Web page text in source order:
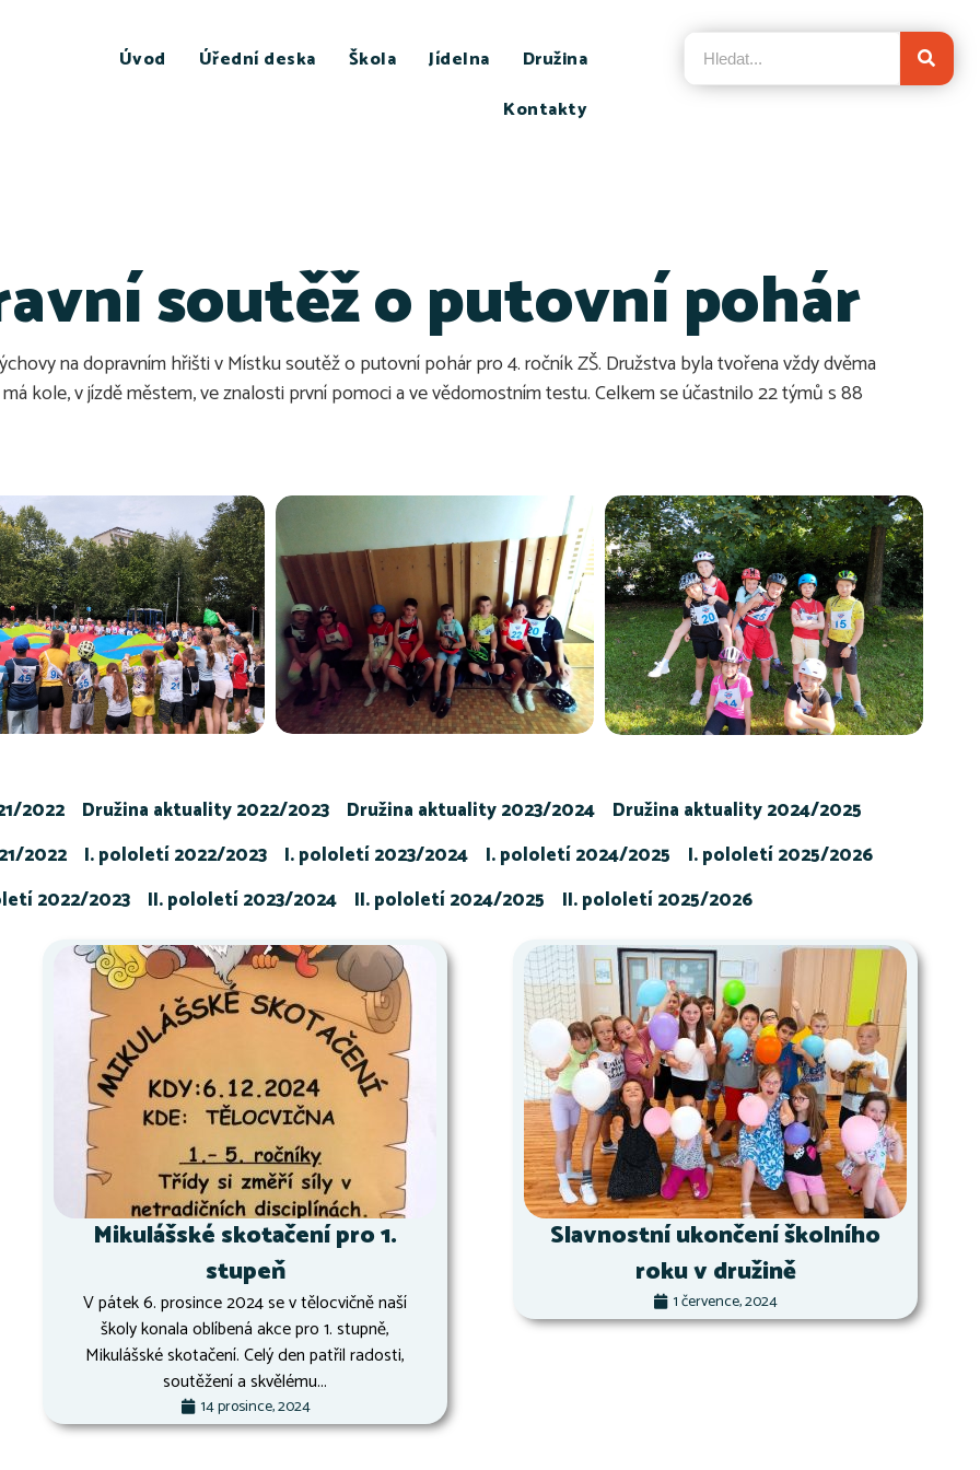
Úvod Úřední deska Škola Jídelna
Družina
Kontakty
soutěž o putovní pohár
na dopravním hřišti v Místku soutěž o putovní pohár pro 4. ročník ZŠ. Družstva byla tvořena vždy dvěma
kole, v jízdě městem, ve znalosti první pomoci a ve vědomostním testu. Celkem se účastnilo 22 týmů s 88
2022 Družina aktuality 2022/2023 Družina aktuality 2023/2024
Družina aktuality 2024/2025
2022
I. pololetí 2022/2023 I. pololetí 2023/2024 I. pololetí 2024/2025
I. pololetí 2025/2026
2022/2023
II. pololetí 2023/2024 II. pololetí 2024/2025 II. pololetí 2025/2026
Mikulášské skotačení pro 1.
stupeň
V pátek 6. prosince 2024 se v tělocvičně naší
školy konala oblíbená akce pro 1. stupně,
Mikulášské skotačení. Celý den patřil radosti,
soutěžení a skvělému...
14 prosince, 2024
Slavnostní ukončení školního
roku v družině
1 července, 2024